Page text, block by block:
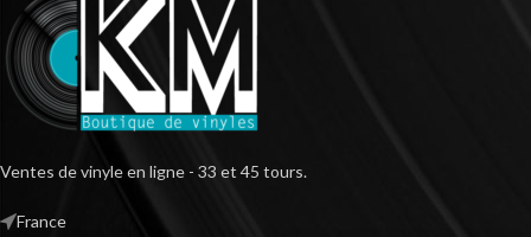
Ventes de vinyle en ligne - 33 et 45 tours.
France